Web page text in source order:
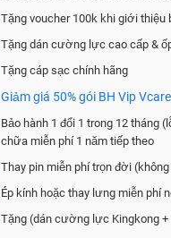
Tặng voucher 100k khi giới thiệu
Tặng dán cường lực cao cấp &
Tặng cáp sạc chính hãng
Giảm giá 50% gói BH Vip
Bảo hành 1 đổi 1 trong 12 tháng
chữa miễn phí 1 năm tiếp theo
Thay pin miễn phí trọn đời
Ép kính hoặc thay lưng miễn phí
Tặng (dán cường lực Kingkong